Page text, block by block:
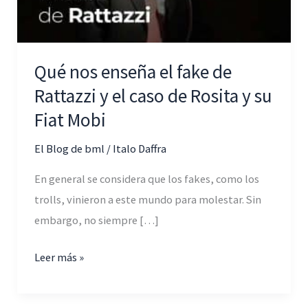
Qué nos enseña el fake de
Rattazzi y el caso de Rosita y su
Fiat Mobi
El Blog de bml / Italo Daffra
En general se considera que los fakes, como los
trolls, vinieron a este mundo para molestar. Sin
embargo, no siempre […]
Qué
Leer más »